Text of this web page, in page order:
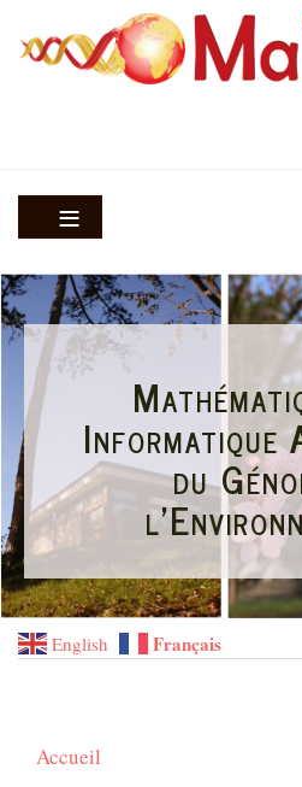
au
contenu
Informatique
du
English Français
Accueil